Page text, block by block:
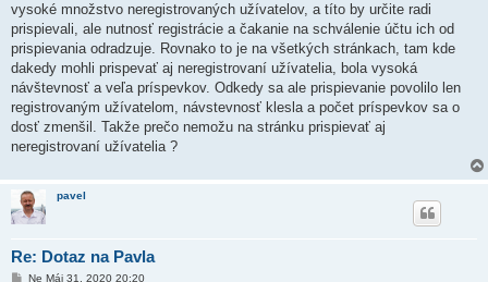
o
k
vysoké množstvo neregistrovaných užívatelov, a títo by určite radi
prispievali, ale nutnosť registrácie a čakanie na schválenie účtu ich od
prispievania odradzuje. Rovnako to je na všetkých stránkach, tam kde
dakedy mohli prispevať aj neregistrovaní užívatelia, bola vysoká
návštevnosť a veľa príspevkov. Odkedy sa ale prispievanie povolilo len
registrovaným užívatelom, návstevnosť klesla a počet príspevkov sa o
dosť zmenšil. Takže prečo nemožu na stránku prispievať aj
neregistrovaní užívatelia ?
pavel
Re: Dotaz na Pavla
PNe Máj 31, 2020 20:20